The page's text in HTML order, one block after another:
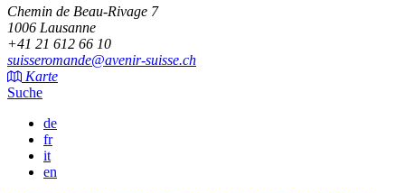
Chemin de Beau-Rivage 7
1006 Lausanne
+41 21 612 66 10
suisseromande@avenir-suisse.ch
Karte
Suche
de
fr
it
en